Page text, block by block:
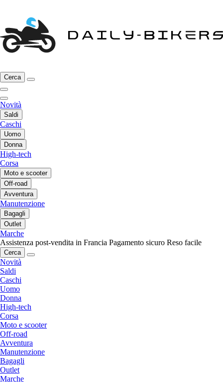
Cerca
Novità
Saldi
Caschi
Uomo
Donna
High-tech
Corsa
Moto e scooter
Off-road
Avventura
Manutenzione
Bagagli
Outlet
Marche
Assistenza post-vendita in Francia Pagamento sicuro Reso facile
Cerca
Novità
Saldi
Caschi
Uomo
Donna
High-tech
Corsa
Moto e scooter
Off-road
Avventura
Manutenzione
Bagagli
Outlet
Marche